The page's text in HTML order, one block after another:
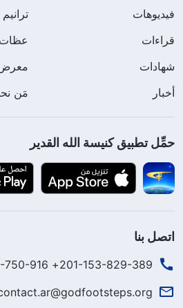
فيديوهات
ترانيم
قراءات
شهادات
أخبار
مَن
حمِّل تطبيق كنيسة الله القدير
اتصل بنا
201-153-829-389+ 213-551-750-916+